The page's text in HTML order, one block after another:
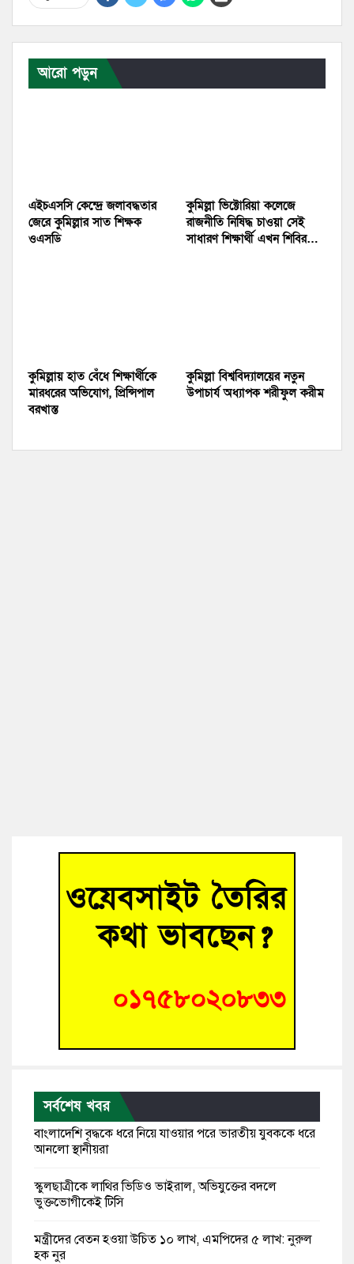
আরো পড়ুন
এইচএসসি কেন্দ্রে জলাবদ্ধতার
জেরে কুমিল্লার সাত শিক্ষক
ওএসডি
কুমিল্লা ভিক্টোরিয়া কলেজে
রাজনীতি নিষিদ্ধ চাওয়া সেই
সাধারণ শিক্ষার্থী এখন শিবির…
কুমিল্লায় হাত বেঁধে শিক্ষার্থীকে
মারধরের অভিযোগ, প্রিন্সিপাল
বরখাস্ত
কুমিল্লা বিশ্ববিদ্যালয়ের নতুন
উপাচার্য অধ্যাপক শরীফুল করীম
সর্বশেষ খবর
বাংলাদেশি বৃদ্ধকে ধরে নিয়ে যাওয়ার পরে ভারতীয় যুবককে ধরে
আনলো স্থানীয়রা
স্কুলছাত্রীকে লাথির ভিডিও ভাইরাল, অভিযুক্তের বদলে
ভুক্তভোগীকেই টিসি
মন্ত্রীদের বেতন হওয়া উচিত ১০ লাখ, এমপিদের ৫ লাখ: নুরুল
হক নুর